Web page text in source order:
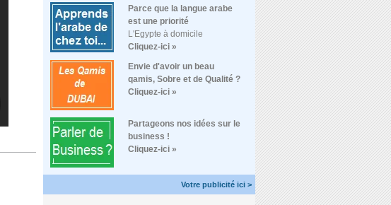
Parce que la langue arabe
est une priorité
L'Egypte à domicile
Cliquez-ici »
Envie d'avoir un beau
qamis, Sobre et de Qualité ?
Cliquez-ici »
Partageons nos idées sur le
business !
Cliquez-ici »
Votre publicité ici >